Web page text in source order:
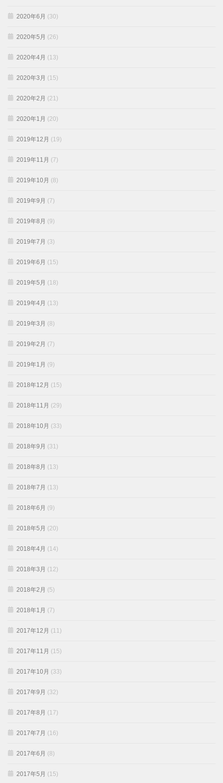
2020年6月 (30)
2020年5月 (26)
2020年4月 (13)
2020年3月 (15)
2020年2月 (21)
2020年1月 (20)
2019年12月 (19)
2019年11月 (7)
2019年10月 (8)
2019年9月 (7)
2019年8月 (9)
2019年7月 (3)
2019年6月 (15)
2019年5月 (18)
2019年4月 (13)
2019年3月 (8)
2019年2月 (7)
2019年1月 (9)
2018年12月 (15)
2018年11月 (29)
2018年10月 (33)
2018年9月 (31)
2018年8月 (13)
2018年7月 (13)
2018年6月 (9)
2018年5月 (20)
2018年4月 (14)
2018年3月 (12)
2018年2月 (5)
2018年1月 (7)
2017年12月 (11)
2017年11月 (15)
2017年10月 (33)
2017年9月 (32)
2017年8月 (17)
2017年7月 (16)
2017年6月 (8)
2017年5月 (15)